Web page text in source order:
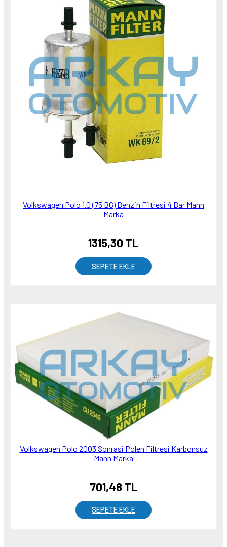
Volkswagen Polo 1.0 (75 BG) Benzin Filtresi 4 Bar Mann
Marka
1315,30 TL
SEPETE EKLE
Volkswagen Polo 2003 Sonrasi Polen Filtresi Karbonsuz
Mann Marka
701,48 TL
SEPETE EKLE